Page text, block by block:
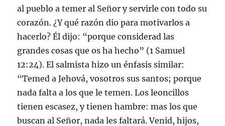
al pueblo a temer al Señor y servirle con todo su
corazón. ¿Y qué razón dio para motivarlos a
hacerlo? Él dijo: “porque considerad las
grandes cosas que os ha hecho” (1 Samuel
12:24). El salmista hizo un énfasis similar:
“Temed a Jehová, vosotros sus santos; porque
nada falta a los que le temen. Los leoncillos
tienen escasez, y tienen hambre: mas los que
buscan al Señor, nada les faltará. Venid, hijos,